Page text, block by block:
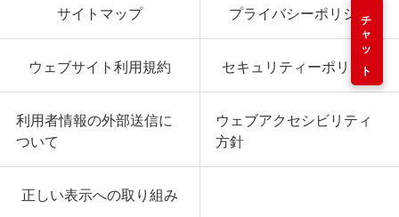
チャット
サイトマップ プライバシーポリシー
ウェブサイト利用規約 セキュリティーポリシー
利用者情報の外部送信に
ついて
ウェブアクセシビリティ
方針
正しい表示への取り組み